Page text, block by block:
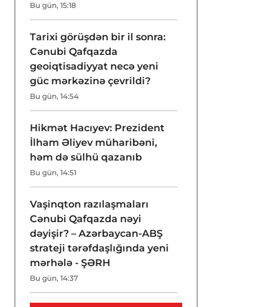
Bu gün, 15:18
Tarixi görüşdən bir il sonra:
Cənubi Qafqazda
geoiqtisadiyyat necə yeni
güc mərkəzinə çevrildi?
Bu gün, 14:54
Hikmət Hacıyev: Prezident
İlham Əliyev müharibəni,
həm də sülhü qazanıb
Bu gün, 14:51
Vaşinqton razılaşmaları
Cənubi Qafqazda nəyi
dəyişir? – Azərbaycan-ABŞ
strateji tərəfdaşlığında yeni
mərhələ - ŞƏRH
Bu gün, 14:37